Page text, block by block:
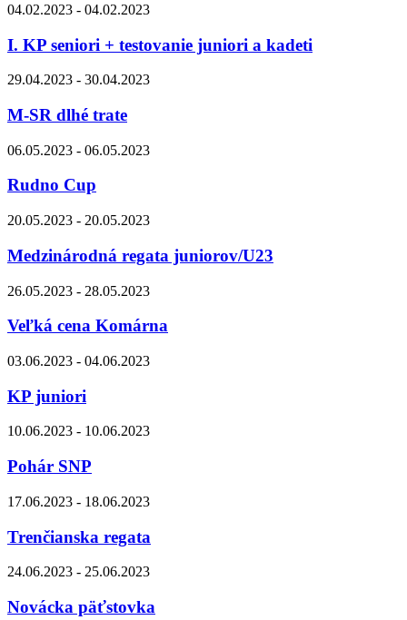
04.02.2023 - 04.02.2023
I. KP seniori + testovanie juniori a kadeti
29.04.2023 - 30.04.2023
M-SR dlhé trate
06.05.2023 - 06.05.2023
Rudno Cup
20.05.2023 - 20.05.2023
Medzinárodná regata juniorov/U23
26.05.2023 - 28.05.2023
Veľká cena Komárna
03.06.2023 - 04.06.2023
KP juniori
10.06.2023 - 10.06.2023
Pohár SNP
17.06.2023 - 18.06.2023
Trenčianska regata
24.06.2023 - 25.06.2023
Novácka päťstovka